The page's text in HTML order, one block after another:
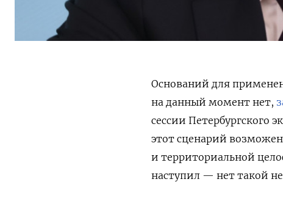
Оснований для
на данный момент нет,
сессии Петербургского
этот сценарий
и территориальной
наступил — нет такой